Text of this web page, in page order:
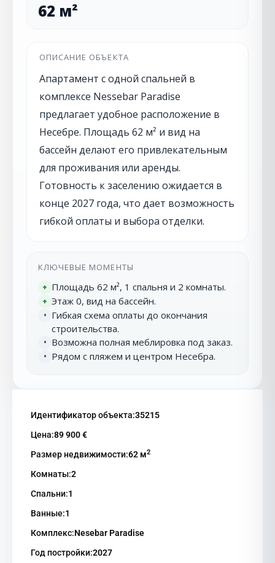
62 м²
ОПИСАНИЕ ОБЪЕКТА
Апартамент с одной спальней в
комплексе Nessebar Paradise
предлагает удобное расположение в
Несебре. Площадь 62 м² и вид на
бассейн делают его привлекательным
для проживания или аренды.
Готовность к заселению ожидается в
конце 2027 года, что дает возможность
гибкой оплаты и выбора отделки.
КЛЮЧЕВЫЕ МОМЕНТЫ
+ Площадь 62 м², 1 спальня и 2 комнаты.
+ Этаж 0, вид на бассейн.
• Гибкая схема оплаты до окончания
строительства.
• Возможна полная меблировка под заказ.
• Рядом с пляжем и центром Несебра.
Идентификатор объекта:35215
Цена:89 900 €
Размер недвижимости:62 м2
Комнаты:2
Спальни:1
Ванные:1
Комплекс:Nesebar Paradise
Год постройки:2027